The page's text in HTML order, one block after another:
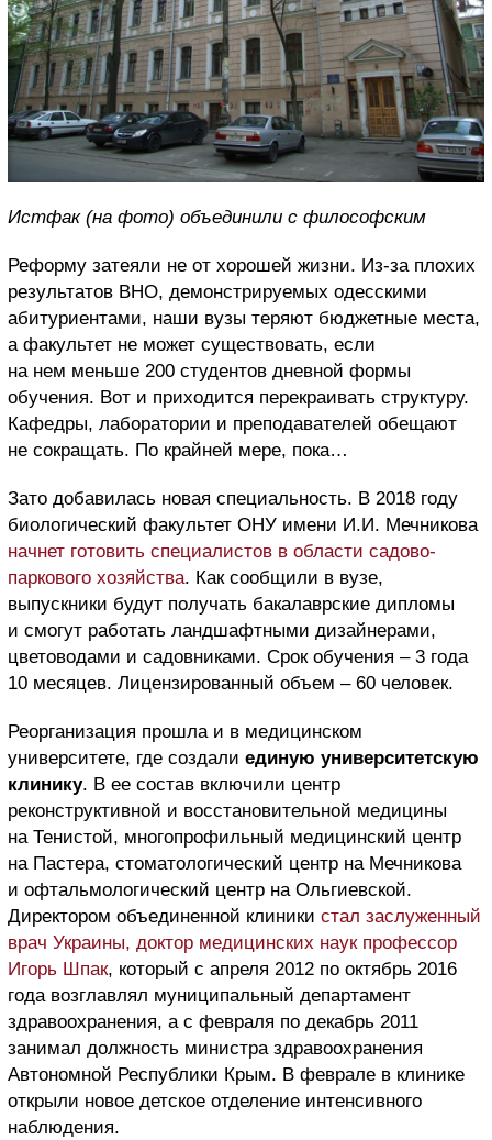
Истфак (на фото) объединили с философским
Реформу затеяли не от хорошей жизни. Из-за плохих
результатов ВНО, демонстрируемых одесскими
абитуриентами, наши вузы теряют бюджетные места,
а факультет не может существовать, если
на нем меньше 200 студентов дневной формы
обучения. Вот и приходится перекраивать структуру.
Кафедры, лаборатории и преподавателей обещают
не сокращать. По крайней мере, пока…
Зато добавилась новая специальность. В 2018 году
биологический факультет ОНУ имени И.И. Мечникова
начнет готовить специалистов в области садово-
паркового хозяйства. Как сообщили в вузе,
выпускники будут получать бакалаврские дипломы
и смогут работать ландшафтными дизайнерами,
цветоводами и садовниками. Срок обучения – 3 года
10 месяцев. Лицензированный объем – 60 человек.
Реорганизация прошла и в медицинском
университете, где создали единую университетскую
клинику. В ее состав включили центр
реконструктивной и восстановительной медицины
на Тенистой, многопрофильный медицинский центр
на Пастера, стоматологический центр на Мечникова
и офтальмологический центр на Ольгиевской.
Директором объединенной клиники стал заслуженный
врач Украины, доктор медицинских наук профессор
Игорь Шпак, который с апреля 2012 по октябрь 2016
года возглавлял муниципальный департамент
здравоохранения, а с февраля по декабрь 2011
занимал должность министра здравоохранения
Автономной Республики Крым. В феврале в клинике
открыли новое детское отделение интенсивного
наблюдения.